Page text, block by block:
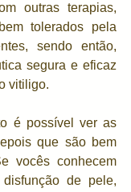
outras terapias,
tolerados pela
sendo então,
segura e eficaz
vitiligo.
é possível ver as
que são bem
vocês conhecem
de pele,